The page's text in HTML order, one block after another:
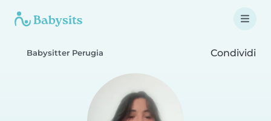
Babysitter Perugia Condividi